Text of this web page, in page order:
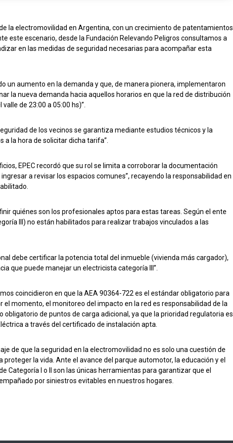
la electromovilidad en Argentina, con un crecimiento de patentamientos
este escenario, desde la Fundación Relevando Peligros consultamos a
en las medidas de seguridad necesarias para acompañar esta
un aumento en la demanda y que, de manera pionera, implementaron
la nueva demanda hacia aquellos horarios en que la red de distribución
de 23:00 a 05:00 hs)”.
de los vecinos se garantiza mediante estudios técnicos y la
a la hora de solicitar dicha tarifa”.
EPEC recordó que su rol se limita a corroborar la documentación
a revisar los espacios comunes”, recayendo la responsabilidad en
quiénes son los profesionales aptos para estas tareas. Según el ente
III) no están habilitados para realizar trabajos vinculados a las
debe certificar la potencia total del inmueble (vivienda más cargador),
que puede manejar un electricista categoría III”.
coincidieron en que la AEA 90364-722 es el estándar obligatorio para
el momento, el monitoreo del impacto en la red es responsabilidad de la
obligatorio de puntos de carga adicional, ya que la prioridad regulatoria es
a través del certificado de instalación apta.
de que la seguridad en la electromovilidad no es solo una cuestión de
la vida. Ante el avance del parque automotor, la educación y el
Categoría I o II son las únicas herramientas para garantizar que el
por siniestros evitables en nuestros hogares.